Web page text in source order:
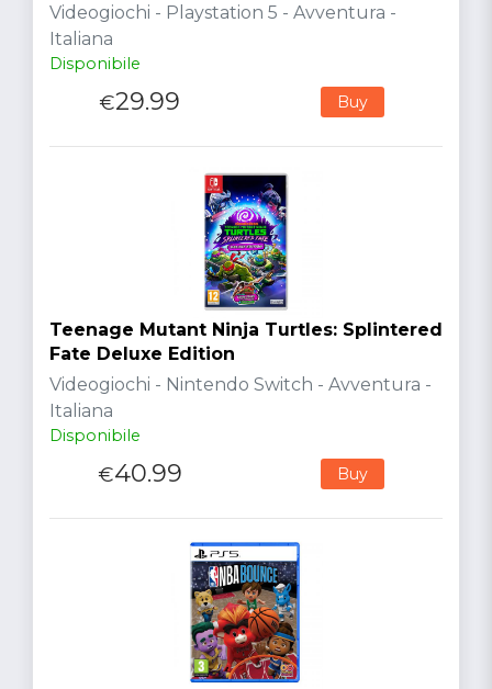
Videogiochi - Playstation 5 - Avventura -
Italiana
Disponibile
€29.99 Buy
Teenage Mutant Ninja Turtles: Splintered
Fate Deluxe Edition
Videogiochi - Nintendo Switch - Avventura -
Italiana
Disponibile
€40.99 Buy